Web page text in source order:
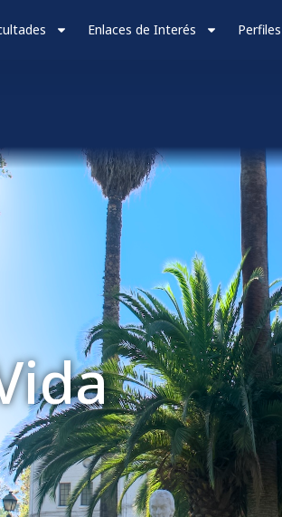
Enlaces de Interés Perfiles